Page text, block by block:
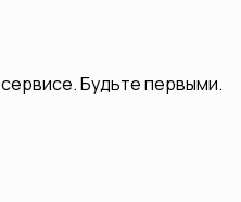
Будьте первыми.